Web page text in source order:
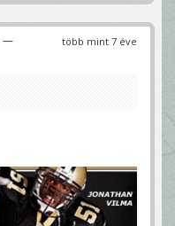
több mint 7 éve
—